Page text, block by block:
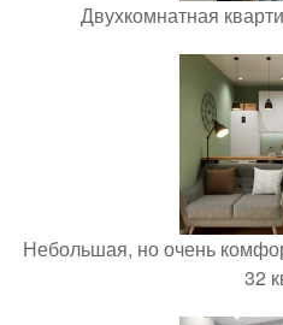
Двухкомнатная
Небольшая, но очень
32